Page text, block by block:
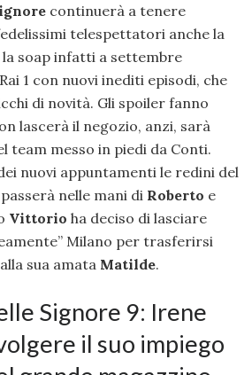
continuerà a tenere
telespettatori anche la
soap infatti a settembre
1 con nuovi inediti episodi, che
di novità. Gli spoiler fanno
lascerà il negozio, anzi, sarà
team messo in piedi da Conti.
nuovi appuntamenti le redini del
nelle mani di Roberto e
Vittorio ha deciso di lasciare
Milano per trasferirsi
sua amata Matilde.
Signore 9: Irene
il suo impiego